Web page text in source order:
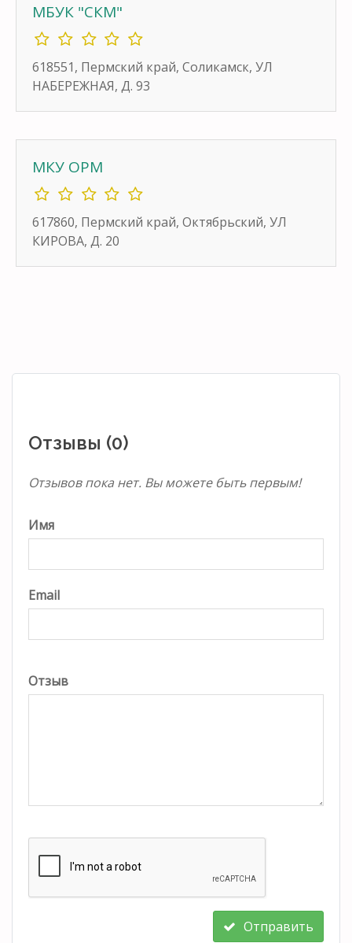
МБУК "СКМ"
618551, Пермский край, Соликамск, УЛ
НАБЕРЕЖНАЯ, Д. 93
МКУ ОРМ
617860, Пермский край, Октябрьский, УЛ
КИРОВА, Д. 20
Отзывы (0)
Отзывов пока нет. Вы можете быть первым!
Имя
Email
Отзыв
Отправить